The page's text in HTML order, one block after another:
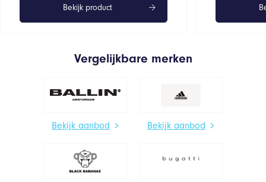
Bekijk product
Vergelijkbare merken
Bekijk aanbod Bekijk aanbod